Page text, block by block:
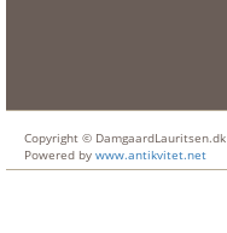
Copyright © DamgaardLauritsen.dk
Powered by www.antikvitet.net